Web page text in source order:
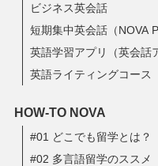
ビジネス英会話
短期集中英会話（NOVA
英語学習アプリ（英会話
英語ライティングコース
HOW-TO NOVA
#01 どこでも留学とは？
#02 多言語留学のススメ